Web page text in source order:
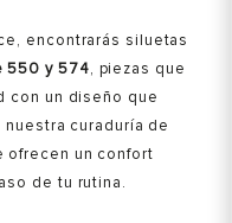
43 10
45 11.5
VER PRODUCTO
encontrarás siluetas
550 y 574, piezas que
con un diseño que
nuestra curaduría de
ofrecen un confort
de tu rutina.